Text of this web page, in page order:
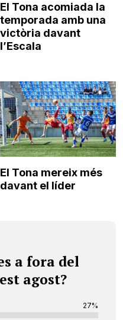
El Tona acomiada la
temporada amb una
victòria davant
l’Escala
El Tona mereix més
davant el líder
a fora del
agost?
27%